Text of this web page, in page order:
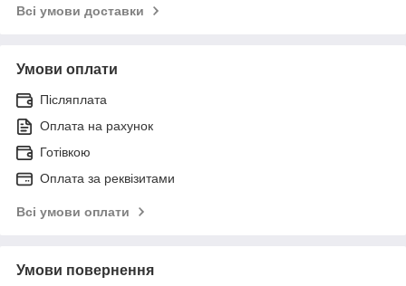
Всі умови доставки
Умови оплати
Післяплата
Оплата на рахунок
Готівкою
Оплата за реквізитами
Всі умови оплати
Умови повернення